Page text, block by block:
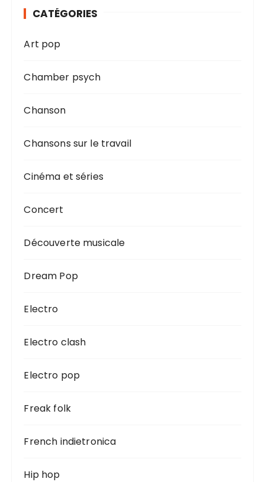
CATÉGORIES
Art pop
Chamber psych
Chanson
Chansons sur le travail
Cinéma et séries
Concert
Découverte musicale
Dream Pop
Electro
Electro clash
Electro pop
Freak folk
French indietronica
Hip hop